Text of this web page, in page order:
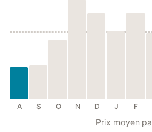
A S O N D J F
Prix moyen